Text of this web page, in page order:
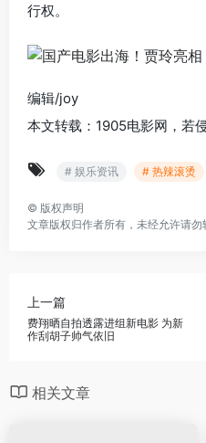
行权。
编辑/joy
本文转载：1905电影网，若
# 娱乐资讯 # 热辣滚烫
© 版权声明
文章版权归作者所有，未经允许请勿
上一篇
费翔晒自拍透露进组新电影 为新
作刮胡子帅气依旧
相关文章